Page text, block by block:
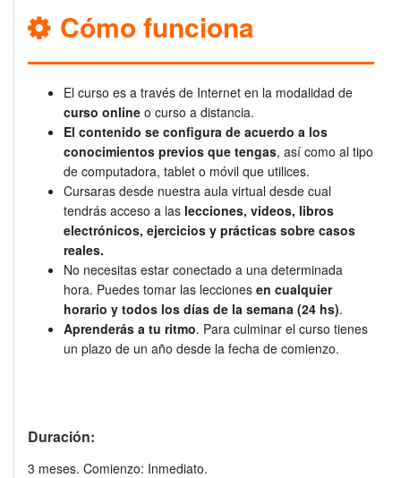
Cómo funciona
El curso es a través de Internet en la modalidad de
curso online o curso a distancia.
El contenido se configura de acuerdo a los
conocimientos previos que tengas, así como al tipo
de computadora, tablet o móvil que utilices.
Cursaras desde nuestra aula virtual desde cual
tendrás acceso a las lecciones, videos, libros
electrónicos, ejercicios y prácticas sobre casos
reales.
No necesitas estar conectado a una determinada
hora. Puedes tomar las lecciones en cualquier
horario y todos los días de la semana (24 hs).
Aprenderás a tu ritmo. Para culminar el curso tienes
un plazo de un año desde la fecha de comienzo.
Duración:
3 meses. Comienzo: Inmediato.